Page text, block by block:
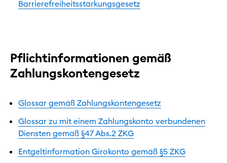
Barrierefreiheitsstärkungsgesetz
Pflichtinformationen gemäß
Zahlungskontengesetz
Glossar gemäß Zahlungskontengesetz
Glossar zu mit einem Zahlungskonto verbundenen
Diensten gemäß §47 Abs.2 ZKG
Entgeltinformation Girokonto gemäß §5 ZKG